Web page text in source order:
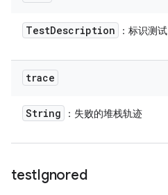
TestDescription ：标识测试
trace
String ：失败的堆栈轨迹
testIgnored